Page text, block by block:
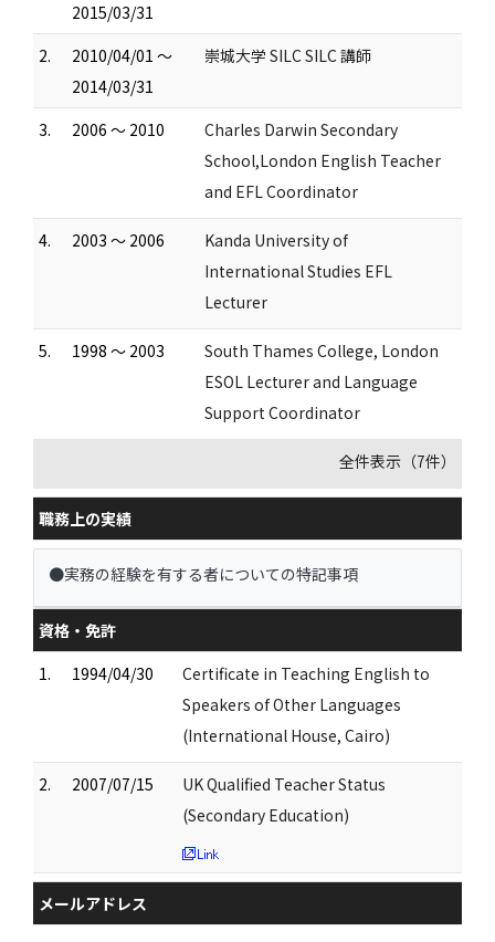
2015/03/31
2.
2010/04/01 ～
2014/03/31
崇城大学 SILC SILC 講師
3. 2006 ～ 2010
Charles Darwin Secondary
School,London English Teacher
and EFL Coordinator
4. 2003 ～ 2006
Kanda University of
International Studies EFL
Lecturer
5. 1998 ～ 2003
South Thames College, London
ESOL Lecturer and Language
Support Coordinator
全件表示（7件）
職務上の実績
●実務の経験を有する者についての特記事項
資格・免許
1.
1994/04/30
Certificate in Teaching English to
Speakers of Other Languages
(International House, Cairo)
2. 2007/07/15
UK Qualified Teacher Status
(Secondary Education)
メールアドレス